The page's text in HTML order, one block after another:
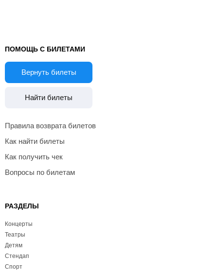
ПОМОЩЬ С БИЛЕТАМИ
Вернуть билеты
Найти билеты
Правила возврата билетов
Как найти билеты
Как получить чек
Вопросы по билетам
РАЗДЕЛЫ
Концерты
Театры
Детям
Стендап
Спорт